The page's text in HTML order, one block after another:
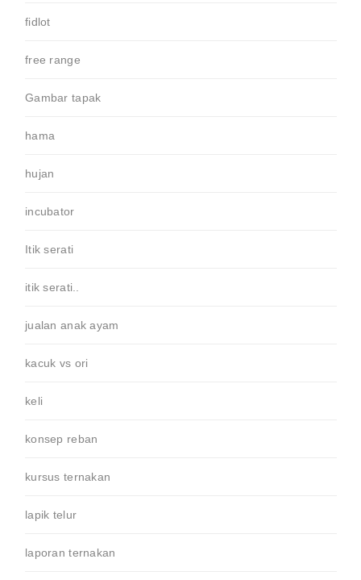
fidlot
free range
Gambar tapak
hama
hujan
incubator
Itik serati
itik serati..
jualan anak ayam
kacuk vs ori
keli
konsep reban
kursus ternakan
lapik telur
laporan ternakan